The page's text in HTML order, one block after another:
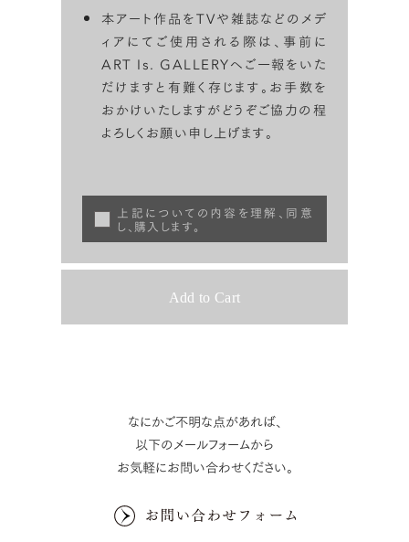
本アート作品をTVや雑誌などのメデ
ィアにてご使用される際は、事前に
ART Is. GALLERYへご一報をいた
だけますと有難く存じます。お手数を
おかけいたしますがどうぞご協力の程
よろしくお願い申し上げます。
上記についての内容を理解、同意
し、購入します。
なにかご不明な点があれば、
以下のメールフォームから
お気軽にお問い合わせください。